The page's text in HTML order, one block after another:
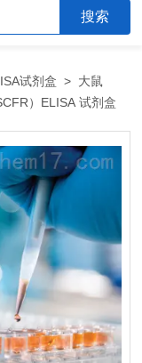
试剂盒 > 大鼠
）ELISA 试剂盒